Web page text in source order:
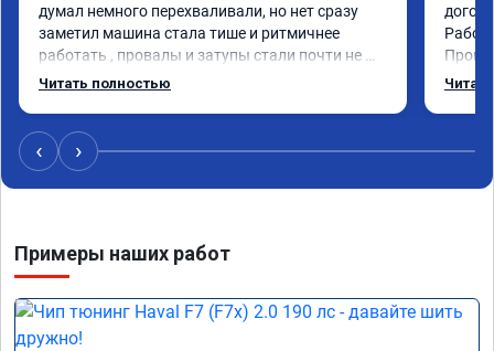
думал немного перехваливали, но нет сразу
заметил машина стала тише и ритмичнее
работать , провалы и затупы стали почти не
заметны , а динамика возросла ощутимо , на
очень доволен прошивкой 👍
Читать полностью
50нм,
‹ ›
Примеры наших работ